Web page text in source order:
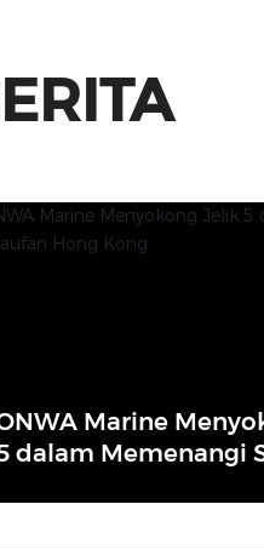
Marine
dalam Memenangi